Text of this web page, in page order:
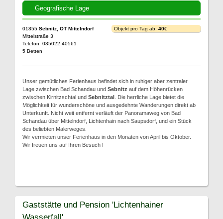
Geografische Lage
01855 Sebnitz, OT Mittelndorf
Mittelstraße 3
Telefon: 035022 40561
5 Betten
Objekt pro Tag ab: 40€
Unser gemütliches Ferienhaus befindet sich in ruhiger aber zentraler
Lage zwischen Bad Schandau und Sebnitz auf dem Höhenrücken
zwischen Kirnitzschtal und Sebnitztal . Die herrliche Lage bietet die
Möglichkeit für wunderschöne und ausgedehnte Wanderungen direkt ab
Unterkunft. Nicht weit entfernt verläuft der Panoramaweg von Bad
Schandau über Mittelndorf, Lichtenhain nach Saupsdorf, und ein Stück
des beliebten Malerweges.
Wir vermieten unser Ferienhaus in den Monaten von April bis Oktober.
Wir freuen uns auf Ihren Besuch !
Gaststätte und Pension 'Lichtenhainer
Wasserfall'